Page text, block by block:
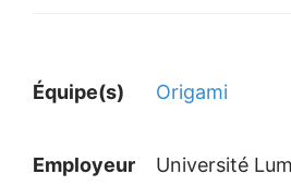
Équipe(s) Origami
Employeur Université